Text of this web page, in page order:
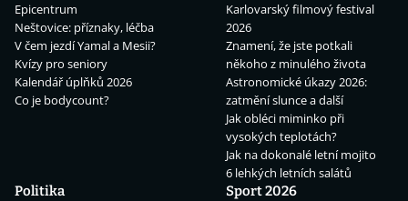
Epicentrum
Neštovice: příznaky, léčba
V čem jezdí Yamal a Mesii?
Kvízy pro seniory
Kalendář úplňků 2026
Co je bodycount?
Karlovarský filmový festival
2026
Znamení, že jste potkali
někoho z minulého života
Astronomické úkazy 2026:
zatmění slunce a další
Jak obléci miminko při
vysokých teplotách?
Jak na dokonalé letní mojito
6 lehkých letních salátů
Politika
Sport 2026